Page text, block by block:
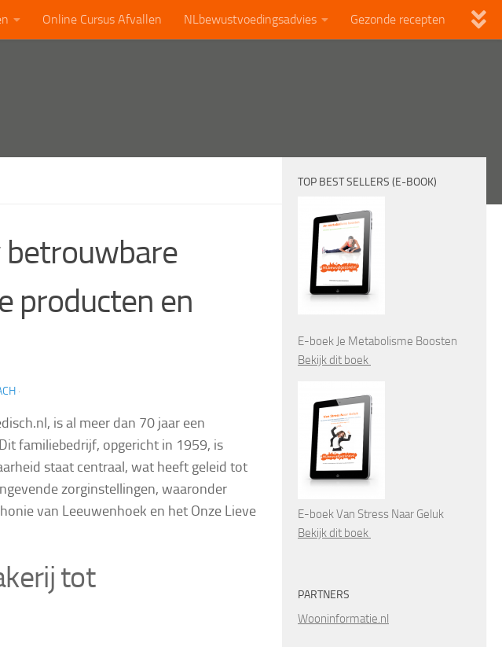
Online Cursus Afvallen NLbewustvoedingsadvies Gezonde recepten
betrouwbare
producten en
·
is al meer dan 70 jaar een
familiebedrijf, opgericht in 1959, is
staat centraal, wat heeft geleid tot
zorginstellingen, waaronder
van Leeuwenhoek en het Onze Lieve
tot
TOP BEST SELLERS (E-BOOK)
E-boek Je Metabolisme Boosten
Bekijk dit boek
E-boek Van Stress Naar Geluk
Bekijk dit boek
PARTNERS
Wooninformatie.nl